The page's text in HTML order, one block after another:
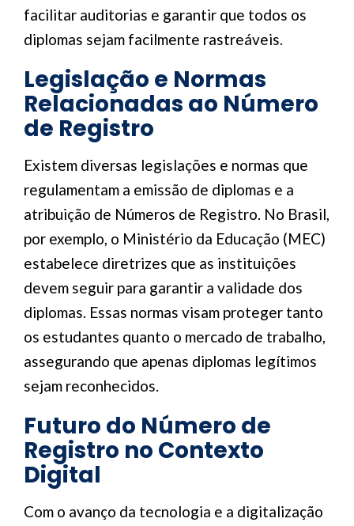
facilitar auditorias e garantir que todos os
diplomas sejam facilmente rastreáveis.
Legislação e Normas
Relacionadas ao Número
de Registro
Existem diversas legislações e normas que
regulamentam a emissão de diplomas e a
atribuição de Números de Registro. No Brasil,
por exemplo, o Ministério da Educação (MEC)
estabelece diretrizes que as instituições
devem seguir para garantir a validade dos
diplomas. Essas normas visam proteger tanto
os estudantes quanto o mercado de trabalho,
assegurando que apenas diplomas legítimos
sejam reconhecidos.
Futuro do Número de
Registro no Contexto
Digital
Com o avanço da tecnologia e a digitalização